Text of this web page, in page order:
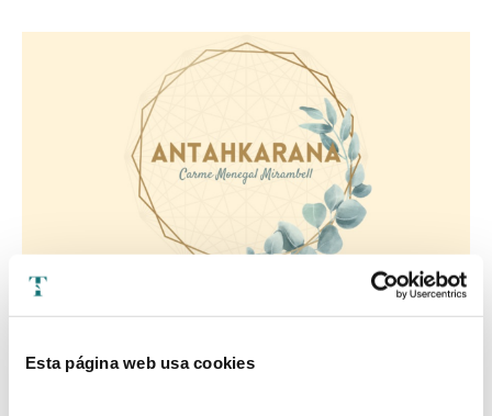
Esta página web usa cookies
ANTAHKARANA. Capítulo 03 - LAS 7 DIMENSIONES 1ª
Parte